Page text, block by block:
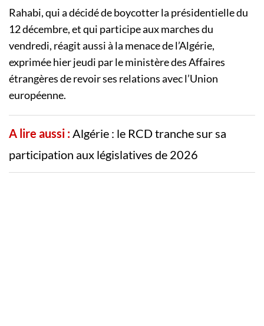
Rahabi, qui a décidé de boycotter la présidentielle du
12 décembre, et qui participe aux marches du
vendredi, réagit aussi à la menace de l’Algérie,
exprimée hier jeudi par le ministère des Affaires
étrangères de revoir ses relations avec l’Union
européenne.
A lire aussi :Algérie : le RCD tranche sur sa
participation aux législatives de 2026